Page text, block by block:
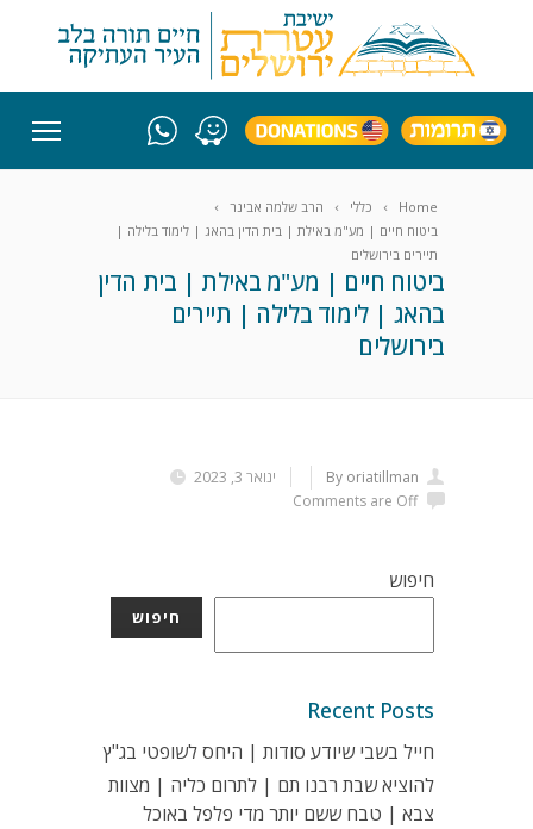
Home כללי
הרב שלמה אבינר
ביטוח חיים | מע"מ באילת | בית הדין בהאג | לימוד בלילה |
תיירים בירושלים
ביטוח חיים | מע"מ באילת | בית הדין
בהאג | לימוד בלילה | תיירים
בירושלים
ינואר 3, 2023
By oriatillman
Comments are Off
חיפוש
חיפוש
Recent Posts
חייל בשבי שיודע סודות | היחס לשופטי בג"ץ
להוציא שבת רבנו תם | לתרום כליה | מצוות
צבא | טבח ששם יותר מדי פלפל באוכל